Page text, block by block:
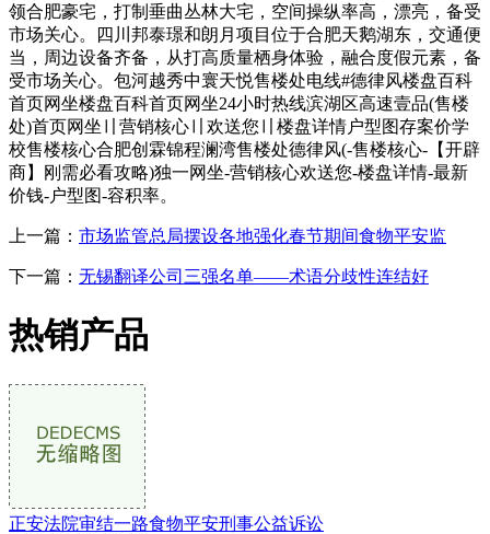
领合肥豪宅，打制垂曲丛林大宅，空间操纵率高，漂亮，备受
市场关心。四川邦泰璟和朗月项目位于合肥天鹅湖东，交通便
当，周边设备齐备，从打高质量栖身体验，融合度假元素，备
受市场关心。包河越秀中寰天悦售楼处电线#德律风楼盘百科
首页网坐楼盘百科首页网坐24小时热线滨湖区高速壹品(售楼
处)首页网坐〢营销核心〢欢送您〢楼盘详情户型图存案价学
校售楼核心合肥创霖锦程澜湾售楼处德律风(-售楼核心-【开辟
商】刚需必看攻略)独一网坐-营销核心欢送您-楼盘详情-最新
价钱-户型图-容积率。
上一篇： 市场监管总局摆设各地强化春节期间食物平安监
下一篇： 无锡翻译公司三强名单——术语分歧性连结好
热销产品
正安法院审结一路食物平安刑事公益诉讼